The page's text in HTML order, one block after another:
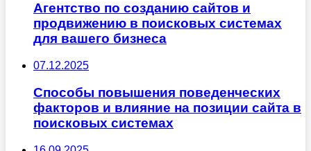
Агентство по созданию сайтов и
продвижению в поисковых системах
для вашего бизнеса
07.12.2025
Способы повышения поведенческих
факторов и влияние на позиции сайта в
поисковых системах